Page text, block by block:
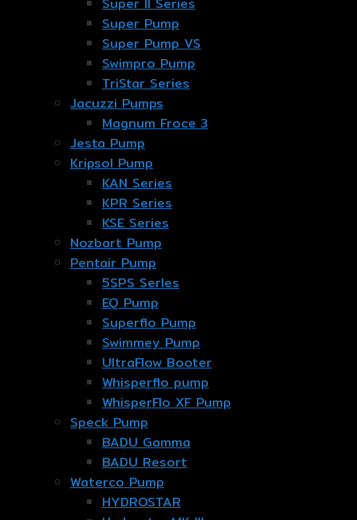
Super Pump
Super Pump VS
Swimpro Pump
TriStar Series
Jacuzzi Pumps
Magnum Froce 3
Jesta Pump
Kripsol Pump
KAN Series
KPR Series
KSE Series
Nozbart Pump
Pentair Pump
5SPS Serles
EQ Pump
Superflo Pump
Swimmey Pump
UltraFlow Booter
Whisperflo pump
WhisperFlo XF Pump
Speck Pump
BADU Gamma
BADU Resort
Waterco Pump
HYDROSTAR